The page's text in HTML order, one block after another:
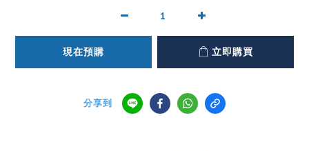
現在預購 立即購買
分享到